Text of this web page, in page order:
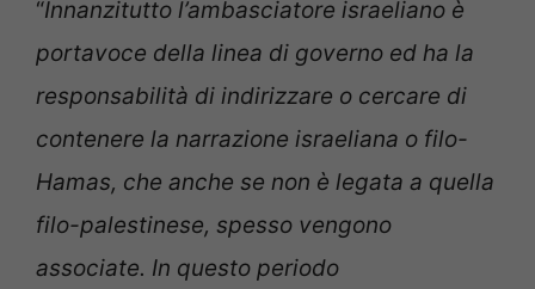
“Innanzitutto l’ambasciatore israeliano è
portavoce della linea di governo ed ha la
responsabilità di indirizzare o cercare di
contenere la narrazione israeliana o filo-
Hamas, che anche se non è legata a quella
filo-palestinese, spesso vengono
associate. In questo periodo